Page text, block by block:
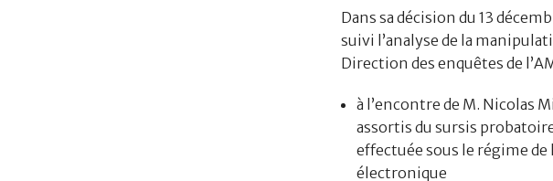
Dans sa décision du 13
suivi l’analyse de la
Direction des enquêtes de
à l’encontre de M. Nicolas
assortis du sursis
effectuée sous le régime
électronique